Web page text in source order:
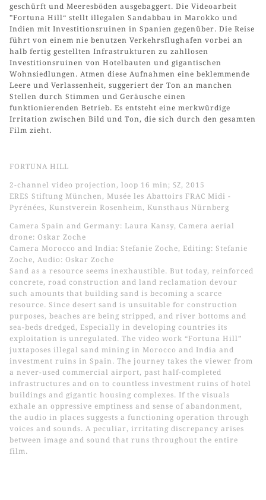
geschürft und Meeresböden ausgebaggert. Die Videoarbeit
”Fortuna Hill“ stellt illegalen Sandabbau in Marokko und
Indien mit Investitionsruinen in Spanien gegenüber. Die Reise
führt von einem nie benutzen Verkehrsflughafen vorbei an
halb fertig gestellten Infrastrukturen zu zahllosen
Investitionsruinen von Hotelbauten und gigantischen
Wohnsiedlungen. Atmen diese Aufnahmen eine beklemmende
Leere und Verlassenheit, suggeriert der Ton an manchen
Stellen durch Stimmen und Geräusche einen
funktionierenden Betrieb. Es entsteht eine merkwürdige
Irritation zwischen Bild und Ton, die sich durch den gesamten
Film zieht.
FORTUNA HILL
2-channel video projection, loop 16 min; SZ, 2015
ERES Stiftung München, Musée les Abattoirs FRAC Midi -
Pyrénées, Kunstverein Rosenheim, Kunsthaus Nürnberg
Camera Spain and Germany: Laura Kansy, Camera aerial
drone: Oskar Zoche
Camera Morocco and India: Stefanie Zoche, Editing: Stefanie
Zoche, Audio: Oskar Zoche
Sand as a resource seems inexhaustible. But today, reinforced
concrete, road construction and land reclamation devour
such amounts that building sand is becoming a scarce
resource. Since desert sand is unsuitable for construction
purposes, beaches are being stripped, and river bottoms and
sea-beds dredged, Especially in developing countries its
exploitation is unregulated. The video work “Fortuna Hill”
juxtaposes illegal sand mining in Morocco and India and
investment ruins in Spain. The journey takes the viewer from
a never-used commercial airport, past half-completed
infrastructures and on to countless investment ruins of hotel
buildings and gigantic housing complexes. If the visuals
exhale an oppressive emptiness and sense of abandonment,
the audio in places suggests a functioning operation through
voices and sounds. A peculiar, irritating discrepancy arises
between image and sound that runs throughout the entire
film.